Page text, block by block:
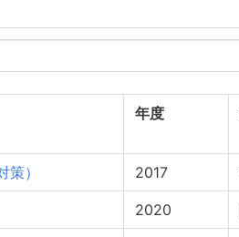
年度
） 2017
2020